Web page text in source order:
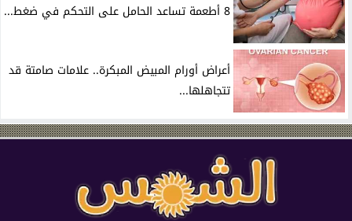
8 أطعمة تساعد الحامل على التحكم في ضغط...
أعراض أورام المبيض المبكرة.. علامات صامتة قد
تتجاهلها...